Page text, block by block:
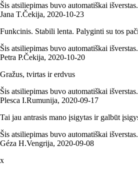
Šis atsiliepimas buvo automatiškai išverstas.
Jana T.Čekija, 2020‑10‑23
Funkcinis. Stabili lenta. Palyginti su tos
Šis atsiliepimas buvo automatiškai išverstas.
Petra P.Čekija, 2020‑10‑20
Gražus, tvirtas ir erdvus
Šis atsiliepimas buvo automatiškai išverstas.
Plesca I.Rumunija, 2020‑09‑17
Tai jau antrasis mano įsigytas ir galbūt
Šis atsiliepimas buvo automatiškai išverstas.
Géza H.Vengrija, 2020‑09‑08
x